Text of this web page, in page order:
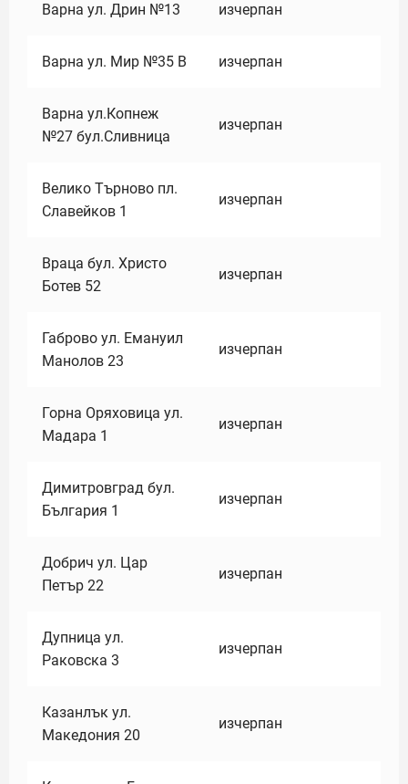
Варна ул. Дрин №13 изчерпан
Варна ул. Мир №35 В изчерпан
Варна ул.Копнеж
№27 бул.Сливница
изчерпан
Велико Търново пл.
Славейков 1
изчерпан
Враца бул. Христо
Ботев 52
изчерпан
Габрово ул. Емануил
Манолов 23
изчерпан
Горна Оряховица ул.
Мадара 1
изчерпан
Димитровград бул.
България 1
изчерпан
Добрич ул. Цар
Петър 22
изчерпан
Дупница ул.
Раковска 3
изчерпан
Казанлък ул.
Македония 20
изчерпан